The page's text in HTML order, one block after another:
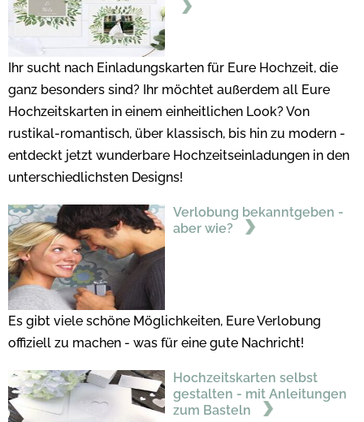
Ihr sucht nach Einladungskarten für Eure Hochzeit, die
ganz besonders sind? Ihr möchtet außerdem all Eure
Hochzeitskarten in einem einheitlichen Look? Von
rustikal-romantisch, über klassisch, bis hin zu modern -
entdeckt jetzt wunderbare Hochzeitseinladungen in den
unterschiedlichsten Designs!
Verlobung bekanntgeben -
aber wie?
Es gibt viele schöne Möglichkeiten, Eure Verlobung
offiziell zu machen - was für eine gute Nachricht!
Hochzeitskarten selbst
gestalten - mit Anleitungen
zum Basteln